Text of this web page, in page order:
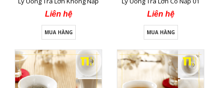
Liên hệ
MUA HÀNG
Liên hệ
MUA HÀNG